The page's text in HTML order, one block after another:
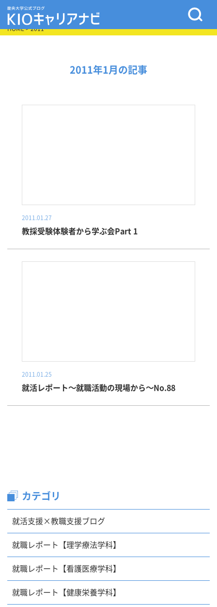
HOME> 2011
2011年1月の記事
2011.01.27
教採受験体験者から学ぶ会Part 1
2011.01.25
就活レポート～就職活動の現場から～No.88
カテゴリ
就活支援×教職支援ブログ
就職レポート【理学療法学科】
就職レポート【看護医療学科】
就職レポート【健康栄養学科】